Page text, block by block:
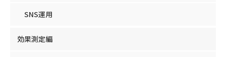
SNS運用
効果測定編